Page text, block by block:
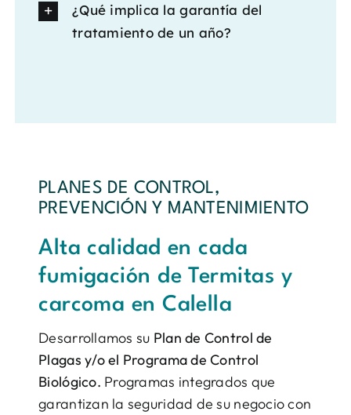
¿Qué implica la garantía del
tratamiento de un año?
PLANES DE CONTROL,
PREVENCIÓN Y MANTENIMIENTO
Alta calidad en cada
fumigación de Termitas y
carcoma en Calella
Desarrollamos su Plan de Control de
Plagas y/o el Programa de Control
Biológico. Programas integrados que
garantizan la seguridad de su negocio con